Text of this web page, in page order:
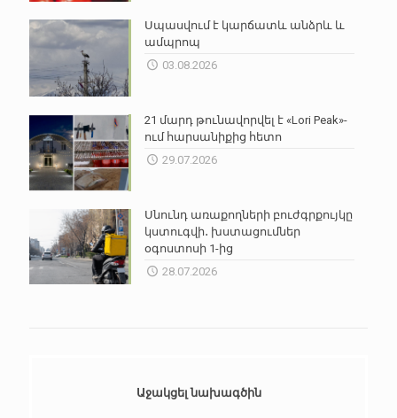
Սպասվում է կարճատև անձրև և
ամպրոպ
03.08.2026
21 մարդ թունավորվել է «Lori Peak»-
ում հարսանիքից հետո
29.07.2026
Սնունդ առաքողների բուժգրքույկը
կստուգվի․ խստացումներ
օգոստոսի 1-ից
28.07.2026
Աջակցել նախագծին